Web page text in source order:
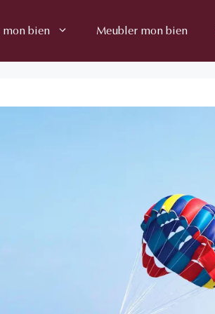
mon bien Meubler mon bien